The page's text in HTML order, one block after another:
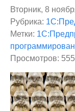
Вторник, 8
Рубрика:
Метки:
Просмотров: